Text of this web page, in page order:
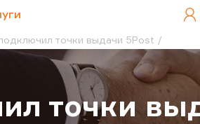
точки выдачи 5Post
точки